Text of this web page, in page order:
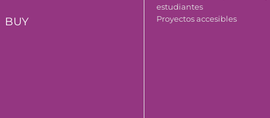
BUY
estudiantes
Proyectos accesibles